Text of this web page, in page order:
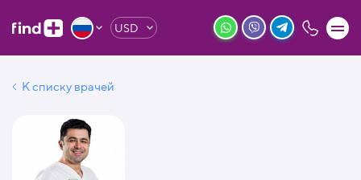
USD
К списку врачей